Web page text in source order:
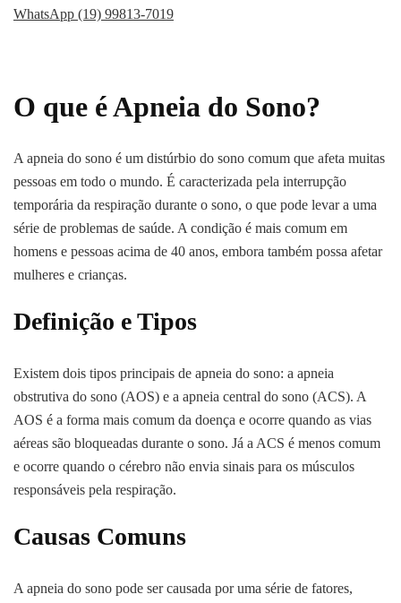
WhatsApp (19) 99813-7019
O que é Apneia do Sono?
A apneia do sono é um distúrbio do sono comum que afeta muitas
pessoas em todo o mundo. É caracterizada pela interrupção
temporária da respiração durante o sono, o que pode levar a uma
série de problemas de saúde. A condição é mais comum em
homens e pessoas acima de 40 anos, embora também possa afetar
mulheres e crianças.
Definição e Tipos
Existem dois tipos principais de apneia do sono: a apneia
obstrutiva do sono (AOS) e a apneia central do sono (ACS). A
AOS é a forma mais comum da doença e ocorre quando as vias
aéreas são bloqueadas durante o sono. Já a ACS é menos comum
e ocorre quando o cérebro não envia sinais para os músculos
responsáveis pela respiração.
Causas Comuns
A apneia do sono pode ser causada por uma série de fatores,